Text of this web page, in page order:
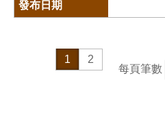
1
2
每頁筆數